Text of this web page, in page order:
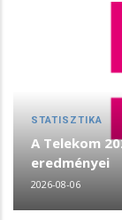
STATISZTIKA
A Telekom
eredményei
2026-08-06